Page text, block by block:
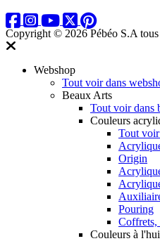
Copyright © 2026 Pébéo S.A
Webshop
Tout voir dans
Beaux Arts
Tout voir dans
Couleurs
Tout
Origin
Pouring
Coffrets,
Couleurs à